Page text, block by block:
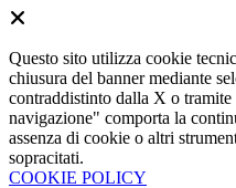
Questo sito utilizza cookie
chiusura del banner mediante
contraddistinto dalla X o
navigazione" comporta la
assenza di cookie o altri
sopracitati.
COOKIE POLICY